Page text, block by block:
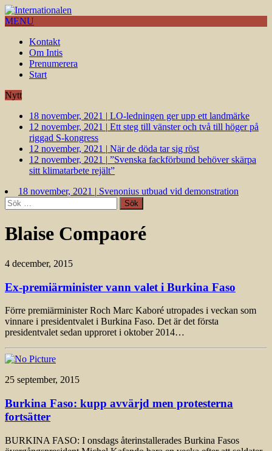
MENU
Kontakt
Om Intis
Prenumerera
Start
Nytt
18 november, 2021 | LO-ledningen ger upp ett landmärke
12 november, 2021 | Ett steg till vänster och två till höger på
riggad S-kongress
12 november, 2021 | När de döda tar sig röst
12 november, 2021 | ”Svenska fackförbund behöver skärpa
sitt klimatarbete rejält”
18 november, 2021 | Svenonius utbuad vid demonstration
Sök
efter:
Blaise Compaoré
4 december, 2015
Ex-premiärminister vann valet i Burkina Faso
Förre premiärminister Roch Marc Kaboré utropades i veckan som
vinnare i presidentvalet i Burkina Faso. Det är det första
presidentvalet sedan upproret i oktober 2014…
25 september, 2015
Burkina Faso: kupp avvärjd men protesterna
fortsätter
BURKINA FASO: I onsdags återinstallerades Burkina Fasos